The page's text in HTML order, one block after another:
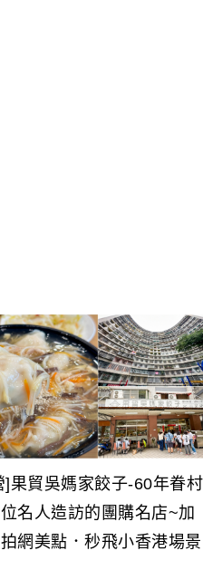
]果貿吳媽家餃子-60年眷村
名人造訪的團購名店~加
網美點．秒飛小香港場景